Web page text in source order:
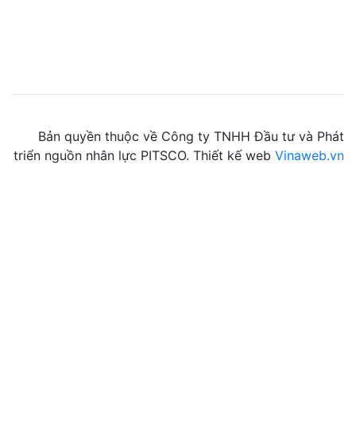
Bản quyền thuộc về Công ty TNHH Đầu tư và Phát
triển nguồn nhân lực PITSCO. Thiết kế web Vinaweb.vn